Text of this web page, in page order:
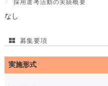
採用選考活動の実績概要
なし
募集要項
実施形式